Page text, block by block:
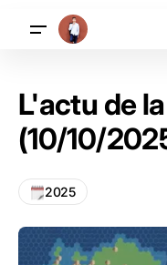
L'actu de
(10/10/
2025